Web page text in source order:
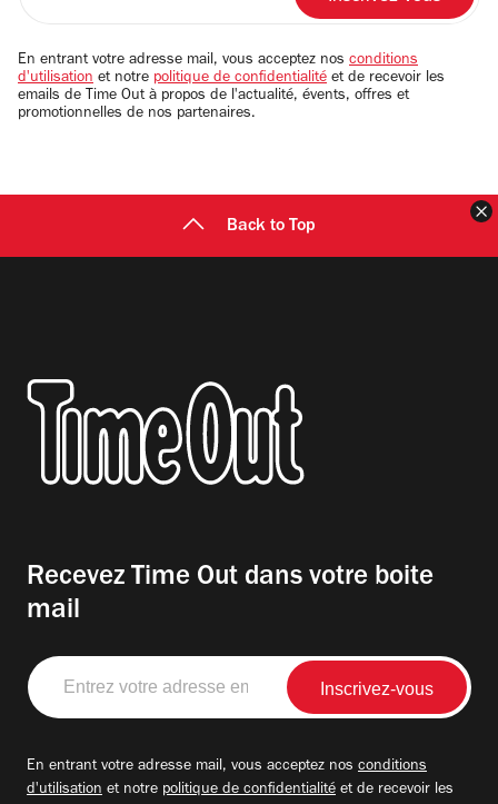
email
En entrant votre adresse mail, vous acceptez nos conditions
d'utilisation et notre politique de confidentialité et de recevoir les
emails de Time Out à propos de l'actualité, évents, offres et
promotionnelles de nos partenaires.
Back to Top
Recevez Time Out dans votre boite
mail
Entrez
votre
adresse
En entrant votre adresse mail, vous acceptez nos conditions
d'utilisation et notre politique de confidentialité et de recevoir les